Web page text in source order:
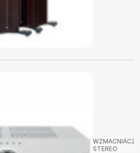
WZMACNIACZE
STEREO